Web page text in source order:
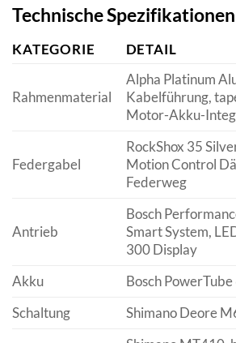
Technische
KATEGORIE DETAIL
Rahmenmaterial
Alpha Platinum
Kabelführung,
Motor-Akku-
Federgabel
RockShox 35
Motion Control
Federweg
Antrieb
Bosch
Smart System,
300 Display
Akku
Bosch
Schaltung
Shimano Deore